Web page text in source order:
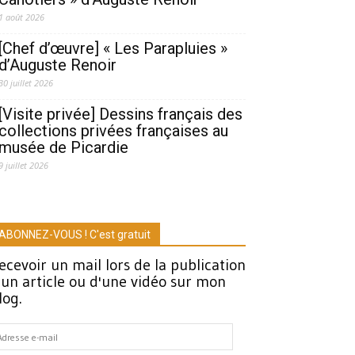
1 août 2026
[Chef d’œuvre] « Les Parapluies »
d’Auguste Renoir
juillet 2026
[Visite privée] Dessins français des
collections privées françaises au
musée de Picardie
juillet 2026
VOUS ! C'est gratuit
un mail lors de la publication
article ou d'une vidéo sur mon